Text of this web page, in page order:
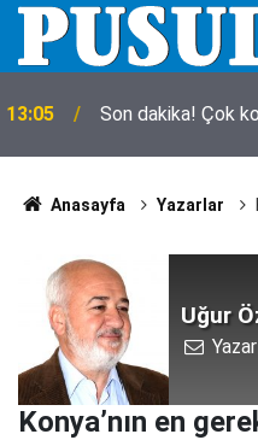
13:05 Son dakika! Çok
Anasayfa Yazarlar
Uğur
Konya’nın en